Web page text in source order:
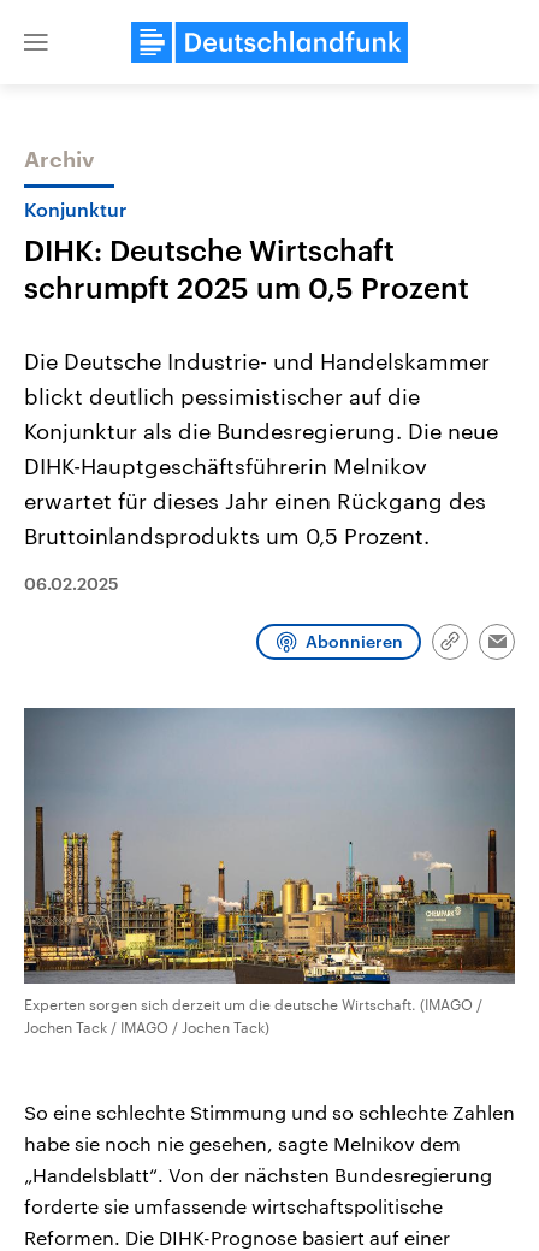
Close
Themen
Landtagswahl Sachsen-Anhalt
2026
Alle Informationen
Sachsen-Anhalt wählt am 6.
September 2026 einen neuen
Landtag. Seit 2021 wird das
Bundesland von einer Koalition aus
CDU, SPD und FDP regiert.-
Umfragen, Prognosen,
Wahlprogramme, aktuelle Berichte
und Kandidaten der anstehenden
USA
Aktuelle Beiträge,
Hintergründe
Wirtschaftlich und
gehören die Vereinigten
den mächtigsten Ländern
mit großem Einfluss auf
Archiv
Konjunktur
DIHK: Deutsche Wirtschaft
schrumpft 2025 um 0,5 Prozent
Die Deutsche Industrie- und Handelskammer
blickt deutlich pessimistischer auf die
Konjunktur als die Bundesregierung. Die neue
DIHK-Hauptgeschäftsführerin Melnikov
erwartet für dieses Jahr einen Rückgang des
Bruttoinlandsprodukts um 0,5 Prozent.
06.02.2025
Abonnieren
Link
Experten sorgen sich derzeit um die deutsche Wirtschaft. (IMAGO /
Jochen Tack / IMAGO / Jochen Tack)
So eine schlechte Stimmung und so schlechte Zahlen
habe sie noch nie gesehen, sagte Melnikov dem
„Handelsblatt“. Von der nächsten Bundesregierung
forderte sie umfassende wirtschaftspolitische
Reformen. Die DIHK-Prognose basiert auf einer